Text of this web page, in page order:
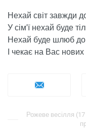
Нехай світ завжди
У сім'ї нехай буде
Нехай буде шлюб до
І чекає на Вас нових
Рожеве весілля (17